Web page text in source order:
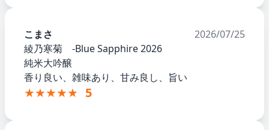
こまさ
2026/07/25
綾乃寒菊 -Blue Sapphire 2026
純米大吟醸
香り良い、雑味あり、甘み良し、旨い
★★★★★ 5